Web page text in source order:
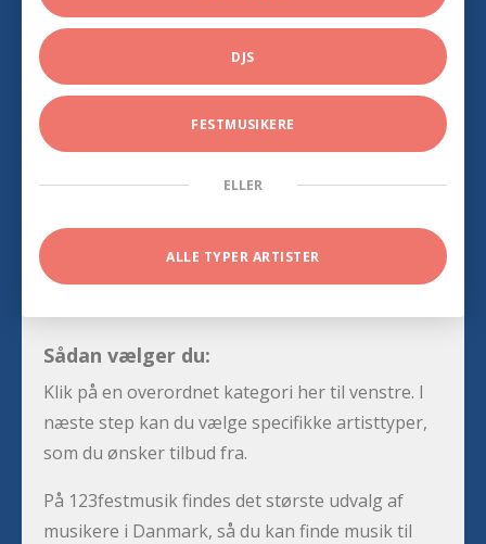
DJS
FESTMUSIKERE
ELLER
ALLE TYPER ARTISTER
Sådan vælger du:
Klik på en overordnet kategori her til venstre. I
næste step kan du vælge specifikke artisttyper,
som du ønsker tilbud fra.
På 123festmusik findes det største udvalg af
musikere i Danmark, så du kan finde musik til